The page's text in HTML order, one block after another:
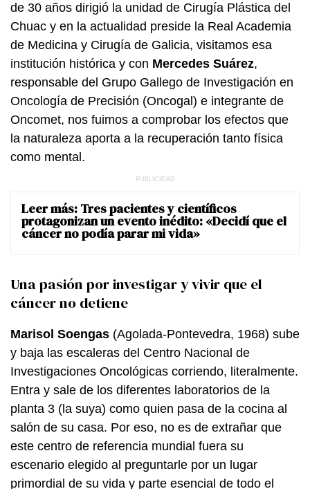
de 30 años dirigió la unidad de Cirugía Plástica del
Chuac y en la actualidad preside la Real Academia
de Medicina y Cirugía de Galicia, visitamos esa
institución histórica y con Mercedes Suárez,
responsable del Grupo Gallego de Investigación en
Oncología de Precisión (Oncogal) e integrante de
Oncomet, nos fuimos a comprobar los efectos que
la naturaleza aporta a la recuperación tanto física
como mental.
Leer más: Tres pacientes y científicos
protagonizan un evento inédito: «Decidí que el
cáncer no podía parar mi vida»
Una pasión por investigar y vivir que el
cáncer no detiene
Marisol Soengas (Agolada-Pontevedra, 1968) sube
y baja las escaleras del Centro Nacional de
Investigaciones Oncológicas corriendo, literalmente.
Entra y sale de los diferentes laboratorios de la
planta 3 (la suya) como quien pasa de la cocina al
salón de su casa. Por eso, no es de extrañar que
este centro de referencia mundial fuera su
escenario elegido al preguntarle por un lugar
primordial de su vida y parte esencial de todo el